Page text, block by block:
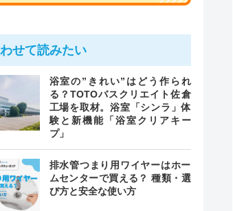
せて読みたい
浴室の”きれい”はどう作られ
る？TOTOバスクリエイト佐倉
工場を取材。浴室「シンラ」体
験と新機能「浴室クリアキー
プ」
排水管つまり用ワイヤーはホー
ムセンターで買える？ 種類・選
び方と安全な使い方